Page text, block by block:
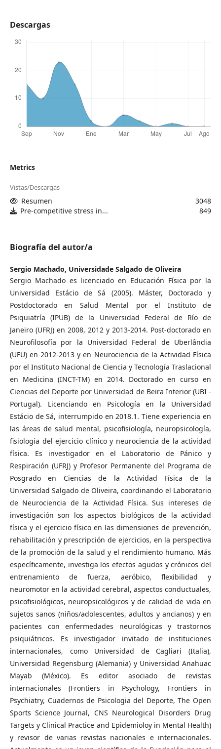
Descargas
Metrics
Vistas/Descargas
Resumen
3048
Pre-competitive stress in...
849
Biografía del autor/a
Sergio Machado, Universidade Salgado de Oliveira
Sergio Machado es licenciado en Educación Física por la
Universidad Estácio de Sá (2005). Máster, Doctorado y
Postdoctorado en Salud Mental por el Instituto de
Psiquiatría (IPUB) de la Universidad Federal de Río de
Janeiro (UFRJ) en 2008, 2012 y 2013-2014. Post-doctorado en
Neurofilosofía por la Universidad Federal de Uberlândia
(UFU) en 2012-2013 y en Neurociencia de la Actividad Física
por el Instituto Nacional de Ciencia y Tecnología Traslacional
en Medicina (INCT-TM) en 2014. Doctorado en curso en
Ciencias del Deporte por Universidad de Beira Interior (UBI -
Portugal). Licenciando en Psicología en la Universidad
Estácio de Sá, interrumpido en 2018.1. Tiene experiencia en
las áreas de salud mental, psicofisiología, neuropsicología,
fisiología del ejercicio clínico y neurociencia de la actividad
física. Es investigador en el Laboratorio de Pánico y
Respiración (UFRJ) y Profesor Permanente del Programa de
Posgrado en Ciencias de la Actividad Física de la
Universidad Salgado de Oliveira, coordinando el Laboratorio
de Neurociencia de la Actividad Física. Sus intereses de
investigación son los aspectos biológicos de la actividad
física y el ejercicio físico en las dimensiones de prevención,
rehabilitación y prescripción de ejercicios, en la perspectiva
de la promoción de la salud y el rendimiento humano. Más
específicamente, investiga los efectos agudos y crónicos del
entrenamiento de fuerza, aeróbico, flexibilidad y
neuromotor en la actividad cerebral, aspectos conductuales,
psicofisiológicos, neuropsicológicos y de calidad de vida en
sujetos sanos (niños/adolescentes, adultos y ancianos) y en
pacientes con enfermedades neurológicas y trastornos
psiquiátricos. Es investigador invitado de instituciones
internacionales, como Universidad de Cagliari (Italia),
Universidad Regensburg (Alemania) y Universidad Anahuac
Mayab (México). Es editor asociado de revistas
internacionales (Frontiers in Psychology, Frontiers in
Psychiatry, Cuadernos de Psicologia del Deporte, The Open
Sports Science Journal, CNS Neurological Disorders Drug
Targets y Clinical Practice and Epidemioloy in Mental Health)
y revisor de varias revistas nacionales e internacionales.